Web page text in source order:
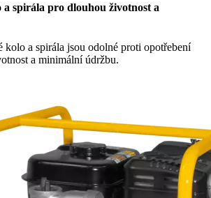
a spirála pro dlouhou životnost a
kolo a spirála jsou odolné proti opotřebení
a minimální údržbu.